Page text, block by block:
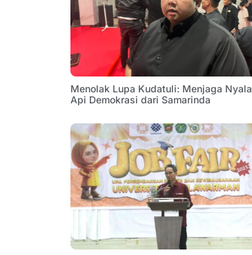
Menolak Lupa Kudatuli: Menjaga Nyala
Api Demokrasi dari Samarinda